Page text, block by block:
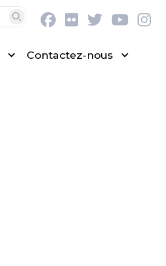
Recherche
Facebook
Flickr Twitter
Contactez-nous